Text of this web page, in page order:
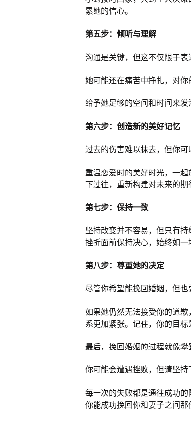
累她的信心。
第五步：倾听与理解
沟通是关键，但这不仅限于表
她可能还在痛苦中挣扎，对你
给予她足够的空间和时间来发
第六步：创造新的美好记忆
过去的伤害难以抹去，但你可
重温恋爱时的美好时光，一
下过往，重新构建对未来的期
第七步：保持一致
坚持改变并不容易，但只有
挫折面前保持决心，始终如一
第八步：尊重她的决定
尽管你希望能挽回婚姻，但也
如果她仍然无法接受你的道
系更加紧张。记住，你的目标
最后，挽回婚姻的过程就像攀
你可能会遭遇挫败，但请坚持
每一次的失败都是通往成功
你能成功挽回你和妻子之间那